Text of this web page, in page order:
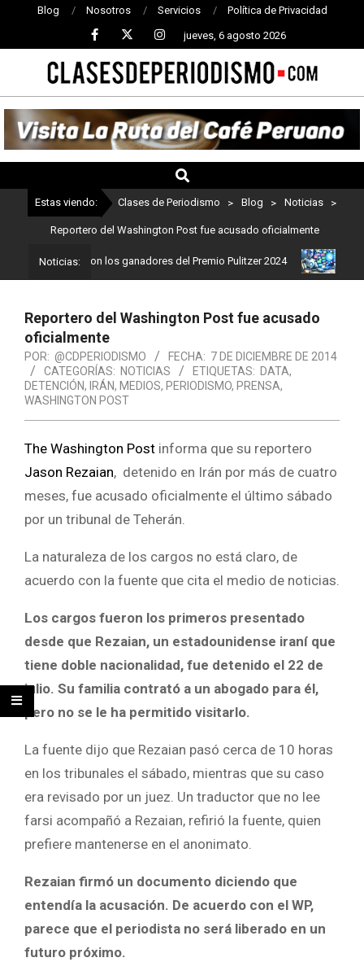
Blog Nosotros Servicios Política de Privacidad
jueves, 6 agosto 2026
CLASES
DE
PERIODISMO
Estas viendo: Clases de Periodismo > Blog > Noticias >
Reportero del Washington Post fue acusado oficialmente
Noticias:
Estos son los ganadores del Premio Pulitzer 2024
Reportero del Washington Post fue acusado
oficialmente
POR: @CDPERIODISMO FECHA: 7 DE DICIEMBRE DE 2014
CATEGORÍAS: NOTICIAS ETIQUETAS: DATA,
DETENCIÓN, IRÁN, MEDIOS, PERIODISMO, PRENSA,
WASHINGTON POST
The Washington Post informa que su reportero
Jason Rezaian, detenido en Irán por más de cuatro
meses, fue acusado oficialmente el último sábado
por un tribunal de Teherán.
La naturaleza de los cargos no está claro, de
acuerdo con la fuente que cita el medio de noticias.
Los cargos fueron los primeros presentado
desde que Rezaian, un estadounidense iraní que
tiene doble nacionalidad, fue detenido el 22 de
julio. Su familia contrató a un abogado para él,
pero no se le ha permitido visitarlo.
La fuente dijo que Rezaian pasó cerca de 10 horas
en los tribunales el sábado, mientras que su caso
era revisado por un juez. Un traductor que no lee
farsi acompañó a Rezaian, refirió la fuente, quien
prefiere mantenerse en el anonimato.
Rezaian firmó un documento diciendo que
entendía la acusación. De acuerdo con el WP,
parece que el periodista no será liberado en un
futuro próximo.